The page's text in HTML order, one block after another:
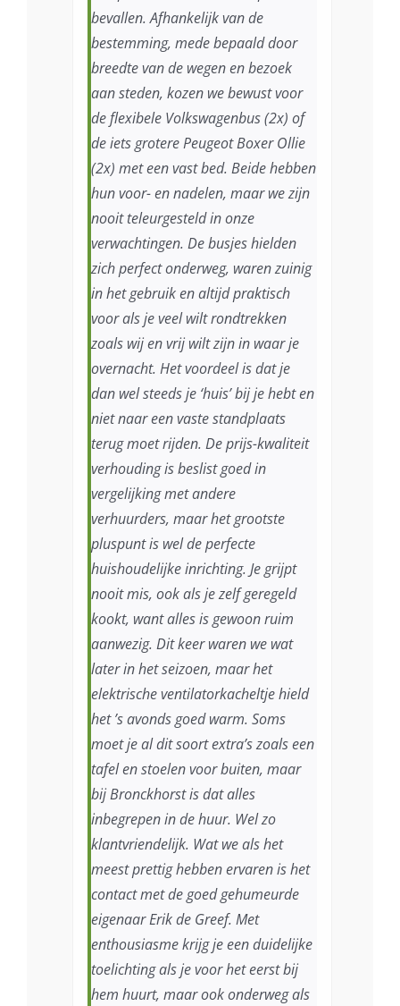
bevallen. Afhankelijk van de
bestemming, mede bepaald door
breedte van de wegen en bezoek
aan steden, kozen we bewust voor
de flexibele Volkswagenbus (2x) of
de iets grotere Peugeot Boxer Ollie
(2x) met een vast bed. Beide hebben
hun voor- en nadelen, maar we zijn
nooit teleurgesteld in onze
verwachtingen. De busjes hielden
zich perfect onderweg, waren zuinig
in het gebruik en altijd praktisch
voor als je veel wilt rondtrekken
zoals wij en vrij wilt zijn in waar je
overnacht. Het voordeel is dat je
dan wel steeds je ‘huis’ bij je hebt en
niet naar een vaste standplaats
terug moet rijden. De prijs-kwaliteit
verhouding is beslist goed in
vergelijking met andere
verhuurders, maar het grootste
pluspunt is wel de perfecte
huishoudelijke inrichting. Je grijpt
nooit mis, ook als je zelf geregeld
kookt, want alles is gewoon ruim
aanwezig. Dit keer waren we wat
later in het seizoen, maar het
elektrische ventilatorkacheltje hield
het ’s avonds goed warm. Soms
moet je al dit soort extra’s zoals een
tafel en stoelen voor buiten, maar
bij Bronckhorst is dat alles
inbegrepen in de huur. Wel zo
klantvriendelijk. Wat we als het
meest prettig hebben ervaren is het
contact met de goed gehumeurde
eigenaar Erik de Greef. Met
enthousiasme krijg je een duidelijke
toelichting als je voor het eerst bij
hem huurt, maar ook onderweg als